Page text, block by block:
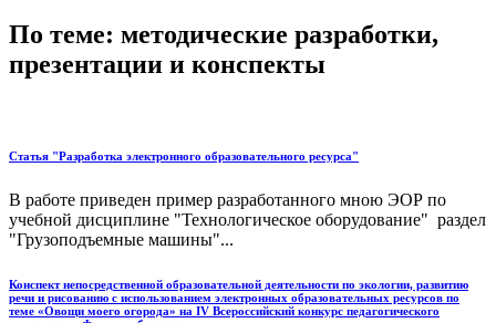
По теме: методические разработки,
презентации и конспекты
Статья "Разработка электронного образовательного ресурса"
В работе приведен пример разработанного мною ЭОР по
учебной дисциплине "Технологическое оборудование" раздел
"Грузоподъемные машины"...
Конспект непосредственной образовательной деятельности по экологии, развитию
речи и рисованию с использованием электронных образовательных ресурсов по
теме «Овощи моего огорода» на IV Всероссийский конкурс педагогического